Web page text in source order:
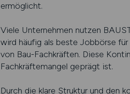
ermöglicht.
Viele Unternehmen nutzen
wird häufig als beste Jobbörse
von Bau-Fachkräften. Diese
Fachkräftemangel geprägt ist.
Durch die klare Struktur und den